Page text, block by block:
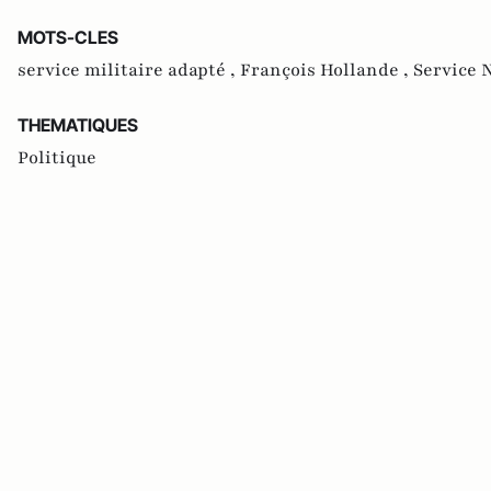
MOTS-CLES
service militaire adapté , François Hollande , Service
THEMATIQUES
Politique